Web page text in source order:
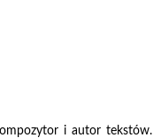
i autor tekstów.